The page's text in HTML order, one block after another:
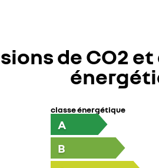
de CO2
classe énergétique
A
B